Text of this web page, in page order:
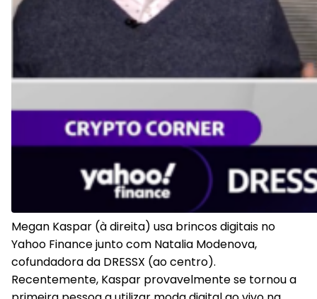
Megan Kaspar (à direita) usa brincos digitais no
Yahoo Finance junto com Natalia Modenova,
cofundadora da DRESSX (ao centro).
Recentemente, Kaspar provavelmente se tornou a